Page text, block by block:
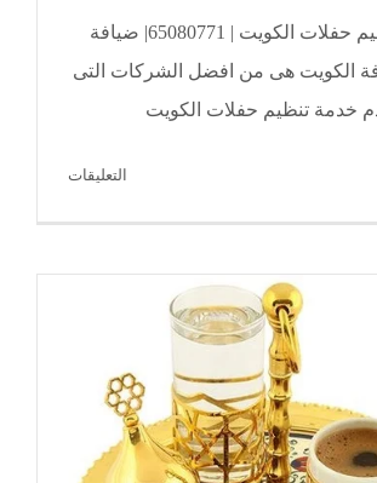
شركه تنظيم حفلات الكويت | 65080771| ضيافة
الكويت هى من افضل الشركات التى
خدمة تنظيم حفلات الكويت
التعليقات